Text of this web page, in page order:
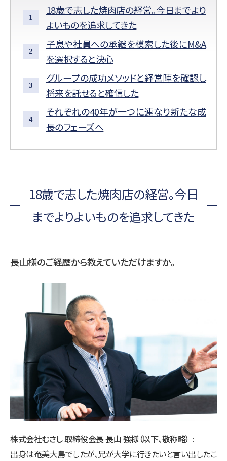
18歳で志した焼肉店の経営。今日までより
よいものを追求してきた
子息や社員への承継を模索した後にM&A
を選択すると決心
グループの成功メソッドと経営陣を確認し
将来を託せると確信した
それぞれの40年が一つに連なり新たな成
長のフェーズへ
18歳で志した焼肉店の経営。今日
までよりよいものを追求してきた
長山様のご経歴から教えていただけますか。
株式会社むさし 取締役会長 長山 強様（以下、敬称略）
出身は奄美大島でしたが、兄が大学に行きたいと言い出したこ